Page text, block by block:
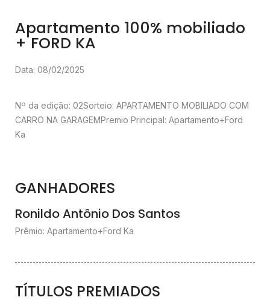
Apartamento 100% mobiliado
+ FORD KA
Data: 08/02/2025
Nº da edição: 02Sorteio: APARTAMENTO MOBILIADO COM
CARRO NA GARAGEMPremio Principal: Apartamento+Ford
Ka
GANHADORES
Ronildo Antônio Dos Santos
Prêmio: Apartamento+Ford Ka
TÍTULOS PREMIADOS